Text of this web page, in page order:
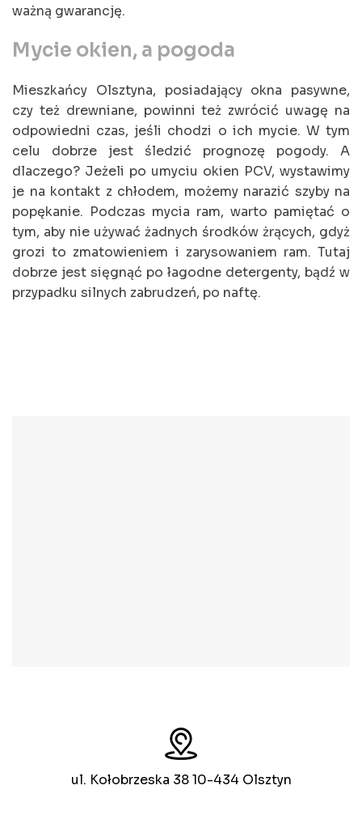
ważną gwarancję.
Mycie okien, a pogoda
Mieszkańcy Olsztyna, posiadający okna pasywne,
czy też drewniane, powinni też zwrócić uwagę na
odpowiedni czas, jeśli chodzi o ich mycie. W tym
celu dobrze jest śledzić prognozę pogody. A
dlaczego? Jeżeli po umyciu okien PCV, wystawimy
je na kontakt z chłodem, możemy narazić szyby na
popękanie. Podczas mycia ram, warto pamiętać o
tym, aby nie używać żadnych środków żrących, gdyż
grozi to zmatowieniem i zarysowaniem ram. Tutaj
dobrze jest sięgnąć po łagodne detergenty, bądź w
przypadku silnych zabrudzeń, po naftę.
ul. Kołobrzeska 38 10-434 Olsztyn